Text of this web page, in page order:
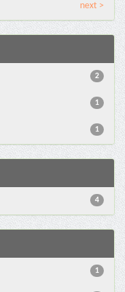
next >
2
1
1
4
1